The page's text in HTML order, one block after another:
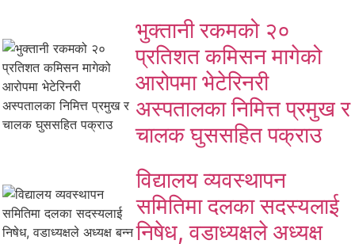
भुक्तानी रकमको २०
प्रतिशत कमिसन मागेको
आरोपमा भेटेरिनरी
अस्पतालका निमित्त प्रमुख र
चालक घुससहित पक्राउ
विद्यालय व्यवस्थापन
समितिमा दलका सदस्यलाई
निषेध, वडाध्यक्षले अध्यक्ष